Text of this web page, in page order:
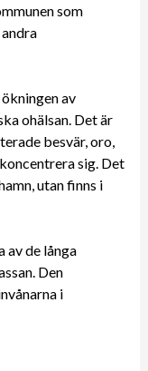
som
av
ohälsan. Det är
besvär, oro,
sig. Det
utan finns i
av de långa
Den
i